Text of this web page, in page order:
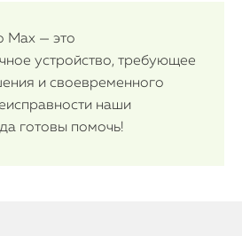
Max — это
устройство, требующее
и своевременного
наши
готовы помочь!